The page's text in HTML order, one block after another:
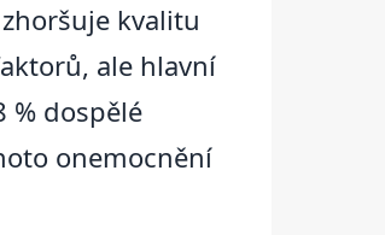
kvalitu
ale hlavní
dospělé
onemocnění